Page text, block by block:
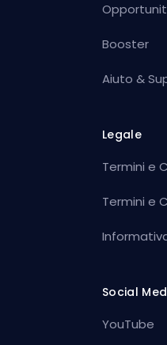
Booster
Aiuto &
Legale
Termini e
Termini e
Social
YouTube